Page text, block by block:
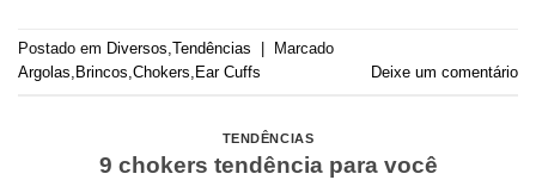
Postado em Diversos Tendências
Marcado
Argolas Brincos Chokers Ear Cuffs Deixe um comentário
TENDÊNCIAS
9 chokers tendência para você